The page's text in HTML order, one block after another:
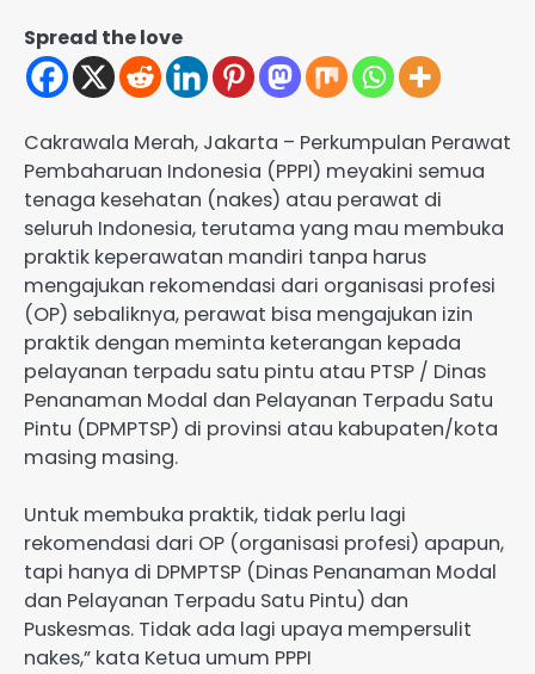
Spread the love
Cakrawala Merah, Jakarta – Perkumpulan Perawat
Pembaharuan Indonesia (PPPI) meyakini semua
tenaga kesehatan (nakes) atau perawat di
seluruh Indonesia, terutama yang mau membuka
praktik keperawatan mandiri tanpa harus
mengajukan rekomendasi dari organisasi profesi
(OP) sebaliknya, perawat bisa mengajukan izin
praktik dengan meminta keterangan kepada
pelayanan terpadu satu pintu atau PTSP / Dinas
Penanaman Modal dan Pelayanan Terpadu Satu
Pintu (DPMPTSP) di provinsi atau kabupaten/kota
masing masing.
Untuk membuka praktik, tidak perlu lagi
rekomendasi dari OP (organisasi profesi) apapun,
tapi hanya di DPMPTSP (Dinas Penanaman Modal
dan Pelayanan Terpadu Satu Pintu) dan
Puskesmas. Tidak ada lagi upaya mempersulit
nakes,” kata Ketua umum PPPI